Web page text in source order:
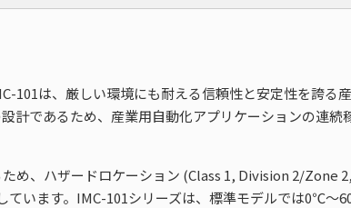
101は、厳しい環境にも耐える信頼性と安定性を誇る
計であるため、産業用自動化アプリケーションの連
め、ハザードロケーション (Class 1, Division 2/Zone
ています。IMC-101シリーズは、標準モデルでは0℃